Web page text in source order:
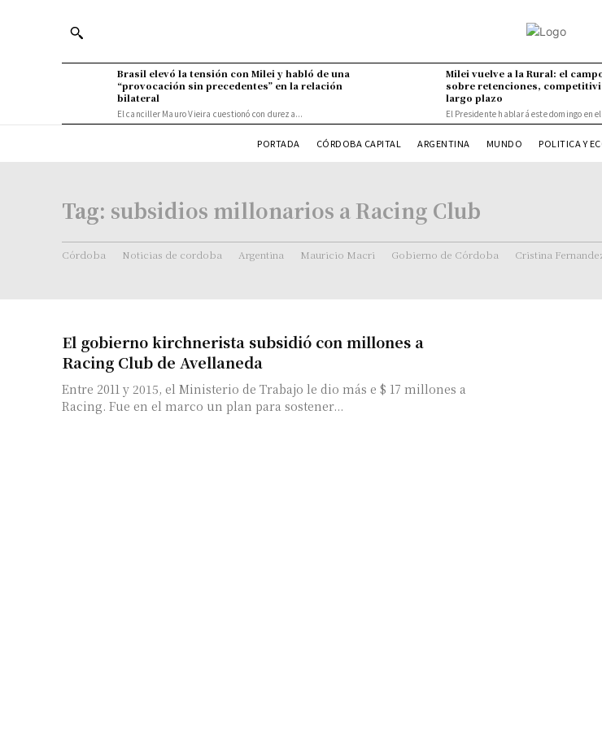
Brasil elevó la tensión con Milei y habló de una
“provocación sin precedentes” en la relación
bilateral
El canciller Mauro Vieira cuestionó con dureza...
Milei vuelve a la Rural: el
sobre retenciones,
largo plazo
El Presidente hablará este domingo en
PORTADA CÓRDOBA CAPITAL ARGENTINA MUNDO POLITICA Y
Tag: subsidios millonarios a Racing Club
Córdoba Noticias de cordoba Argentina Mauricio Macri Gobierno de Córdoba Cristina
El gobierno kirchnerista subsidió con millones a
Racing Club de Avellaneda
Entre 2011 y 2015, el Ministerio de Trabajo le dio más e $ 17 millones a
Racing. Fue en el marco un plan para sostener...